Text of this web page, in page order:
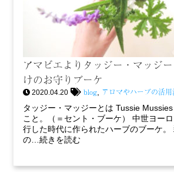
アマビエよりタッジー・マッジ
けのお守りブーケ
2020.04.20 blog アロマやハーブの活用
タッジー・マッジーとは Tussie
こと。（＝セント・ブーケ） 中世ヨー
行した時代に作られたハーブのブーケ
の…続きを読む